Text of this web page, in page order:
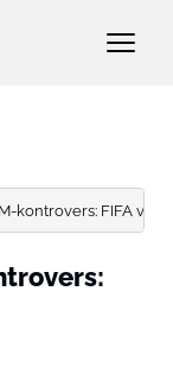
kontrovers: FIFA vil